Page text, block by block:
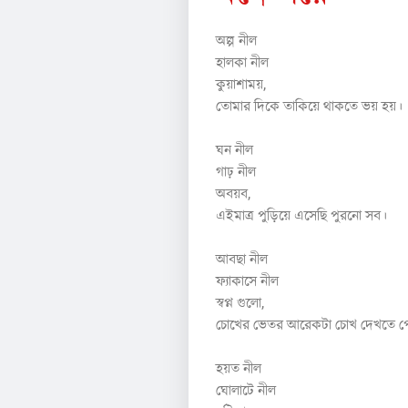
অল্প নীল
হালকা নীল
কুয়াশাময়,
তোমার দিকে তাকিয়ে থাকতে ভয় হয়।
ঘন নীল
গাঢ় নীল
অবয়ব,
এইমাত্র পুড়িয়ে এসেছি পুরনো সব।
আবছা নীল
ফ্যাকাসে নীল
স্বপ্ন গুলো,
চোখের ভেতর আরেকটা চোখ দেখতে
হয়ত নীল
ঘোলাটে নীল